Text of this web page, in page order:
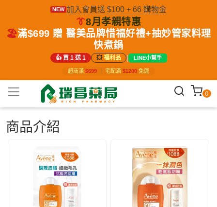
NEW 加入會員送 $100 + 66 購物金
👔8月孝親特惠
🏖️滿$699 贈 醫美品牌惜福好禮+抽妙管家料理
快煮鍋
👍 買 1 送 1 💥福利品 | LINE小幫手
超商滿 $699 宅配滿 $1200 免運
0
商品介紹